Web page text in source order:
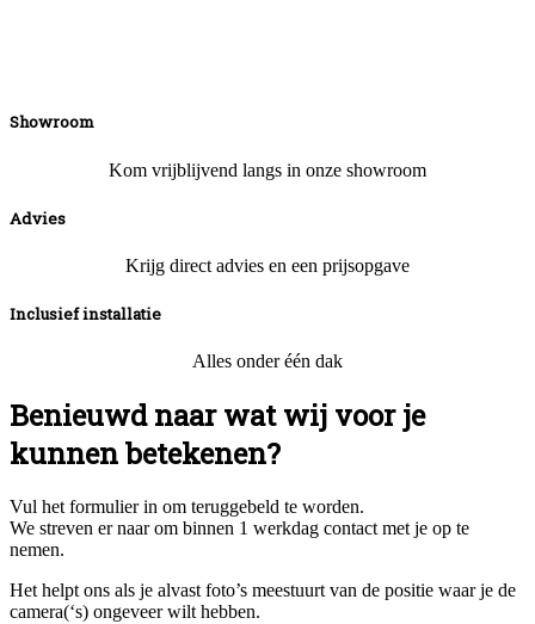
Showroom
Kom vrijblijvend langs in onze showroom
Advies
Krijg direct advies en een prijsopgave
Inclusief installatie
Alles onder één dak
Benieuwd naar wat wij voor je
kunnen betekenen?
Vul het formulier in om teruggebeld te worden.
We streven er naar om binnen 1 werkdag contact met je op te
nemen.
Het helpt ons als je alvast foto’s meestuurt van de positie waar je de
camera(‘s) ongeveer wilt hebben.